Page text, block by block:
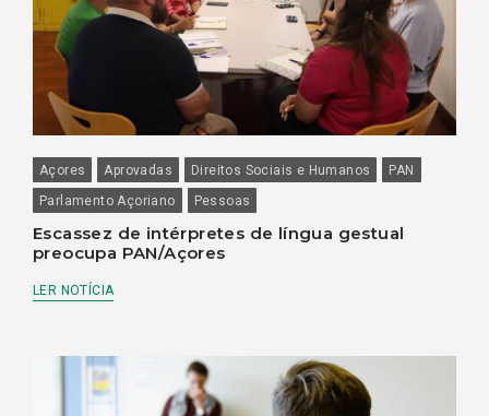
Açores Aprovadas Direitos Sociais e Humanos
PAN
Parlamento Açoriano
Pessoas
Escassez de intérpretes de língua gestual
preocupa PAN/Açores
LER NOTÍCIA